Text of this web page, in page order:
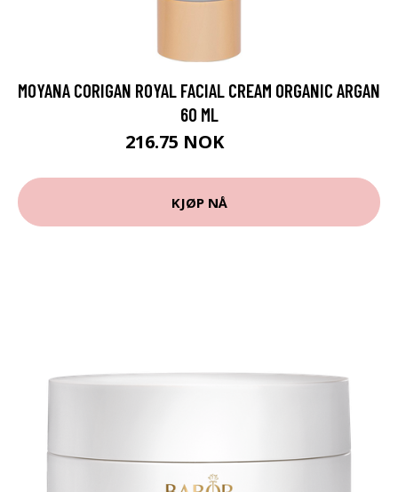
MOYANA CORIGAN ROYAL FACIAL CREAM ORGANIC ARGAN
60 ML
216.75 NOK
KJØP NÅ